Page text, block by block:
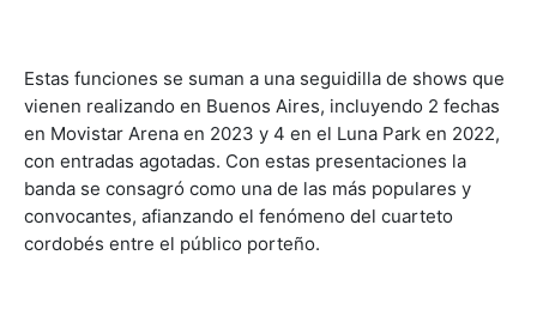
Estas funciones se suman a una seguidilla de shows que
vienen realizando en Buenos Aires, incluyendo 2 fechas
en Movistar Arena en 2023 y 4 en el Luna Park en 2022,
con entradas agotadas. Con estas presentaciones la
banda se consagró como una de las más populares y
convocantes, afianzando el fenómeno del cuarteto
cordobés entre el público porteño.